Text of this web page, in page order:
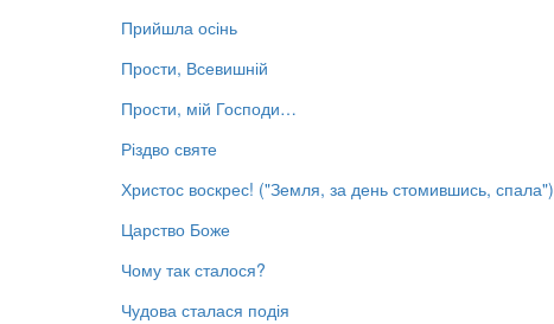
Прийшла осінь
Прости, Всевишній
Прости, мій Господи…
Різдво святе
Христос воскрес! ("Земля, за день стомившись, спала")
Царство Боже
Чому так сталося?
Чудова сталася подія